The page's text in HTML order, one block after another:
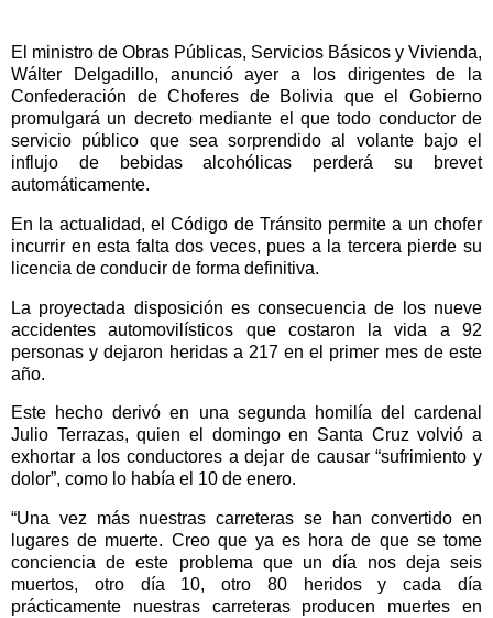
El ministro de Obras Públicas, Servicios Básicos y Vivienda,
Wálter Delgadillo, anunció ayer a los dirigentes de la
Confederación de Choferes de Bolivia que el Gobierno
promulgará un decreto mediante el que todo conductor de
servicio público que sea sorprendido al volante bajo el
influjo de bebidas alcohólicas perderá su brevet
automáticamente.
En la actualidad, el Código de Tránsito permite a un chofer
incurrir en esta falta dos veces, pues a la tercera pierde su
licencia de conducir de forma definitiva.
La proyectada disposición es consecuencia de los nueve
accidentes automovilísticos que costaron la vida a 92
personas y dejaron heridas a 217 en el primer mes de este
año.
Este hecho derivó en una segunda homilía del cardenal
Julio Terrazas, quien el domingo en Santa Cruz volvió a
exhortar a los conductores a dejar de causar “sufrimiento y
dolor”, como lo había el 10 de enero.
“Una vez más nuestras carreteras se han convertido en
lugares de muerte. Creo que ya es hora de que se tome
conciencia de este problema que un día nos deja seis
muertos, otro día 10, otro 80 heridos y cada día
prácticamente nuestras carreteras producen muertes en